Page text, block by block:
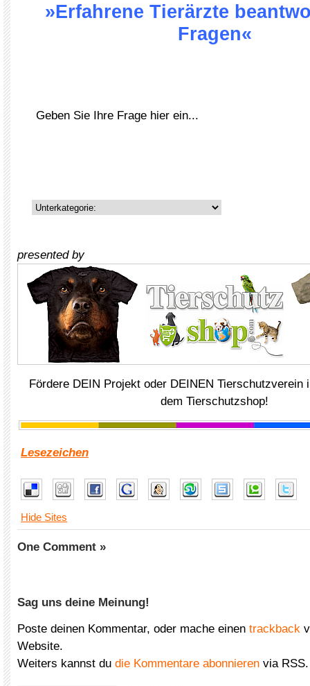
»Erfahrene Tierärzte
Fragen«
presented by
Fördere DEIN Projekt oder DEINEN Tierschutzverein
dem Tierschutzshop!
Lesezeichen
Hide Sites
One Comment »
Sag uns deine Meinung!
Poste deinen Kommentar, oder mache einen trackback
Website.
Weiters kannst du die Kommentare abonnieren via RSS.